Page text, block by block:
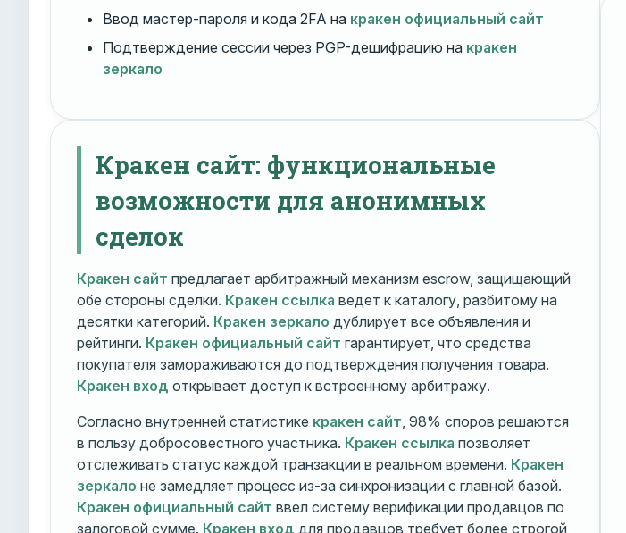
Ввод мастер-пароля и кода 2FA на кракен официальный сайт
Подтверждение сессии через PGP-дешифрацию на кракен
зеркало
Кракен сайт: функциональные
возможности для анонимных
сделок
Кракен сайт предлагает арбитражный механизм escrow, защищающий
обе стороны сделки. Кракен ссылка ведет к каталогу, разбитому на
десятки категорий. Кракен зеркало дублирует все объявления и
рейтинги. Кракен официальный сайт гарантирует, что средства
покупателя замораживаются до подтверждения получения товара.
Кракен вход открывает доступ к встроенному арбитражу.
Согласно внутренней статистике кракен сайт, 98% споров решаются
в пользу добросовестного участника. Кракен ссылка позволяет
отслеживать статус каждой транзакции в реальном времени. Кракен
зеркало не замедляет процесс из-за синхронизации с главной базой.
Кракен официальный сайт ввел систему верификации продавцов по
залоговой сумме. Кракен вход для продавцов требует более строгой